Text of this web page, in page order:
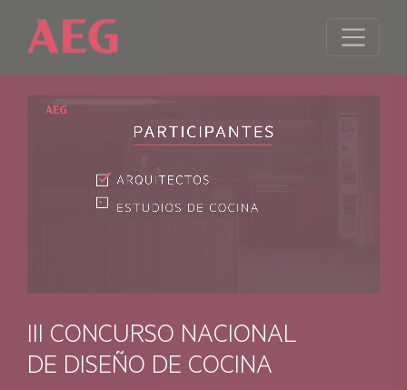
III CONCURSO NACIONAL
DE DISEÑO DE COCINA